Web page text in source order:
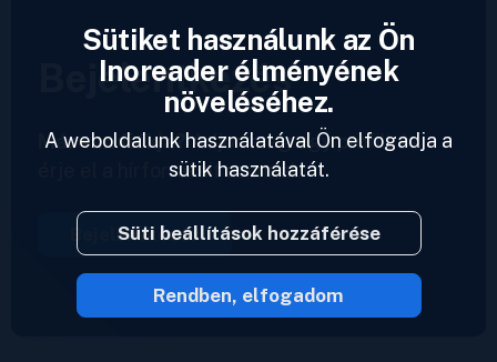
Bejelentkezés
Már van fiókja? Adjon meg egy profilt és
érje el a hírforrásait azonnal.
Bejelentkezés
2023 © Inoreader
Sütiket használunk az Ön
Inoreader élményének
növeléséhez.
A weboldalunk használatával Ön elfogadja a
sütik használatát.
Süti beállítások hozzáférése
Rendben, elfogadom